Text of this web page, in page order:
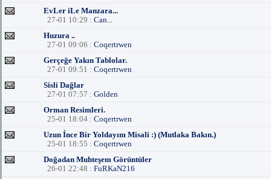
EvLer iLe Manzara...
27-01 10:29 : Can...
Huzura ..
27-01 09:06 : Coqertrwen
Gerçeğe Yakın Tablolar.
27-01 09:51 : Coqertrwen
Sisli Dağlar
27-01 07:57 : Golden
Orman Resimleri.
25-01 18:04 : Coqertrwen
Uzun İnce Bir Yoldayım Misali :) (Mutlaka Bakın.)
25-01 18:55 : Coqertrwen
Doğadan Muhteşem Görüntüler
26-01 22:48 : FuRKaN216